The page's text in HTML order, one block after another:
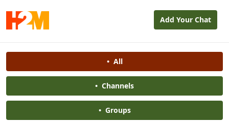
Add Your Chat
•All
• Channels
•Groups